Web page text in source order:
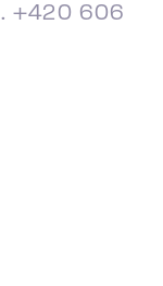
+420 606